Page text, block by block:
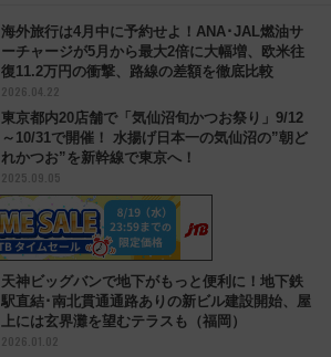
海外旅行は4月中に予約せよ！ANA･JAL燃油サ
ーチャージが5月から最大2倍に大幅増、欧米往
復11.2万円の衝撃、路線の差額を徹底比較
2026.04.22
東京都内20店舗で「気仙沼旬かつお祭り」9/12
～10/31で開催！ 水揚げ日本一の気仙沼の”朝ど
れかつお”を新幹線で東京へ！
2025.09.05
天神ビッグバンで地下がもっと便利に！地下鉄
駅直結･南北貫通通路ありの新ビル建設開始、屋
上には玄界灘を望むテラスも（福岡）
2026.01.02